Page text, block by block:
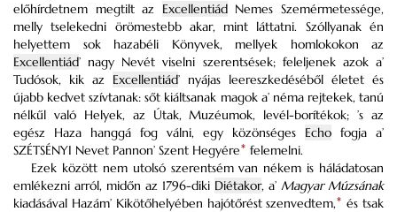
előhírdetnem megtilt az ExcellentiádNemes Szemérmetessége,
melly tselekedni örömestebb akar, mint láttatni. Szóllyanak én
helyettem sok hazabéli Könyvek, mellyek homlokokon az
Excellentiád’ nagy Nevét viselni szerentsések; feleljenek azok a’
Tudósok, kik az Excellentiád’ nyájas leereszkedéséből életet és
újabb kedvet szívtanak: sőt kiáltsanak magok a’ néma rejtekek, tanú
nélkűl való Helyek, az Útak, Muzéumok, levél-borítékok; ’s az
egész Haza hanggá fog válni, egy közönséges Echo fogja a’
SZÉTSÉNYI Nevet Pannon’ Szent Hegyére* felemelni.
Ezek között nem utolsó szerentsém van nékem is háládatosan
emlékezni arról, midőn az 1796-diki Diétakor, a’ Magyar Múzsának
kiadásával Hazám’ Kikötőhelyében hajótőrést szenvedtem,* és tsak